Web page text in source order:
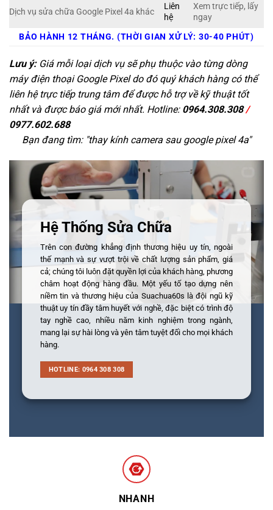
Dịch vụ sửa chữa Google Pixel 4a khác
Liên
hệ
Xem trực tiếp, lấy
ngay
BẢO HÀNH 12 THÁNG. (THỜI GIAN XỬ LÝ: 30-40 PHÚT)
Lưu ý:Giá mỗi loại dịch vụ sẽ phụ thuộc vào từng dòng
máy điện thoại Google Pixel do đó quý khách hàng có thể
liên hệ trực tiếp trung tâm để được hỗ trợ về kỹ thuật tốt
nhất và được báo giá mới nhất. Hotline: 0964.308.308/
0977.602.688
Bạn đang tìm: "thay kính camera sau google pixel 4a"
Hệ Thống Sửa Chữa
Trên con đường khẳng định thương hiệu uy tín, ngoài
thế mạnh và sự vượt trội về chất lượng sản phẩm, giá
cả; chúng tôi luôn đặt quyền lợi của khách hàng, phương
châm hoạt động hàng đầu. Một yếu tố tạo dựng nên
niềm tin và thương hiệu của Suachua60s là đội ngũ kỹ
thuật uy tín đầy tâm huyết với nghề, đặc biệt có trình độ
tay nghề cao, nhiều năm kinh nghiệm trong ngành,
mang lại sự hài lòng và yên tâm tuyệt đối cho mọi khách
hàng.
HOTLINE: 0964 308 308
NHANH